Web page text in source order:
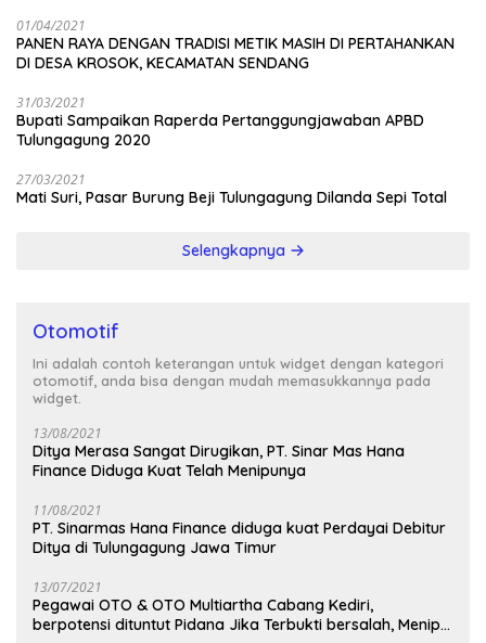
01/04/2021
PANEN RAYA DENGAN TRADISI METIK MASIH DI PERTAHANKAN
DI DESA KROSOK, KECAMATAN SENDANG
31/03/2021
Bupati Sampaikan Raperda Pertanggungjawaban APBD
Tulungagung 2020
27/03/2021
Mati Suri, Pasar Burung Beji Tulungagung Dilanda Sepi Total
Selengkapnya
Otomotif
Ini adalah contoh keterangan untuk widget dengan kategori
otomotif, anda bisa dengan mudah memasukkannya pada
widget.
13/08/2021
Ditya Merasa Sangat Dirugikan, PT. Sinar Mas Hana
Finance Diduga Kuat Telah Menipunya
11/08/2021
PT. Sinarmas Hana Finance diduga kuat Perdayai Debitur
Ditya di Tulungagung Jawa Timur
13/07/2021
Pegawai OTO & OTO Multiartha Cabang Kediri,
berpotensi dituntut Pidana Jika Terbukti bersalah, Menipu